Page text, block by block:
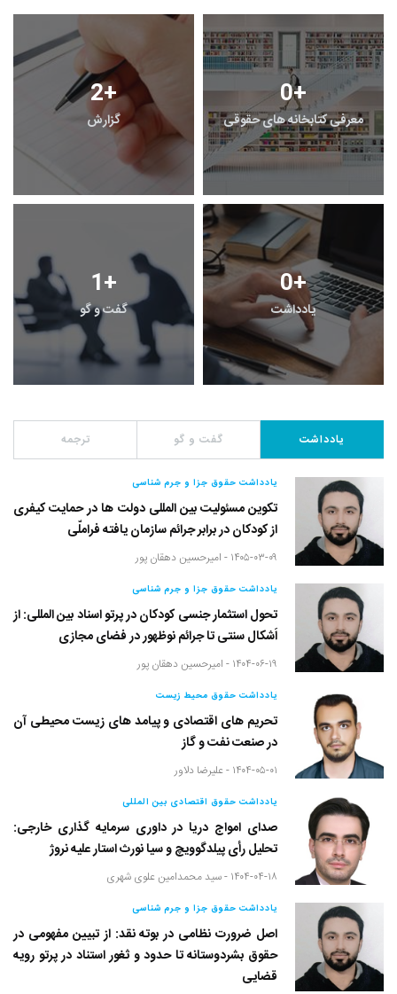
2+
گزارش
0+
معرفی کتابخانه های حقوقی
1+
گفت و گو
0+
یادداشت
یادداشت گفت و گو ترجمه
یادداشت حقوق جزا و جرم شناسی
تکوین مسئولیت بین المللی دولت ها در حمایت کیفری
از کودکان در برابر جرائم سازمان یافته فراملّی
۱۴۰۵-۰۳-۰۹ - امیرحسین دهقان پور
یادداشت حقوق جزا و جرم شناسی
تحول استثمار جنسی کودکان در پرتو اسناد بین المللی: از
اَشکال سنتی تا جرائم نوظهور در فضای مجازی
۱۴۰۴-۰۶-۱۹ - امیرحسین دهقان پور
یادداشت حقوق محیط زیست
تحریم های اقتصادی و پیامد های زیست محیطی آن
در صنعت نفت و گاز
۱۴۰۴-۰۵-۰۱ - علیرضا دلاور
یادداشت حقوق اقتصادی بین المللی
صدای امواج دریا در داوری سرمایه گذاری خارجی:
تحلیل رأی پیلدگوویچ و سیا نورث استار علیه نروژ
۱۴۰۴-۰۴-۱۸ - سید محمدامین علوی شهری
یادداشت حقوق جزا و جرم شناسی
اصل ضرورت نظامی در بوته نقد: از تبیین مفهومی در
حقوق بشردوستانه تا حدود و ثغور استناد در پرتو رویه
قضایی